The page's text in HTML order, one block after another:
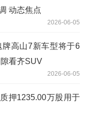
动态焦点
2026-06-05
牌高山7新车型将于6
看齐SUV
2026-06-05
押1235.00万股用于